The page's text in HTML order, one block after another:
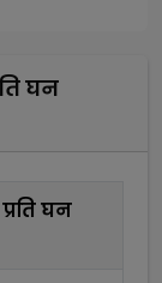
घन
घन